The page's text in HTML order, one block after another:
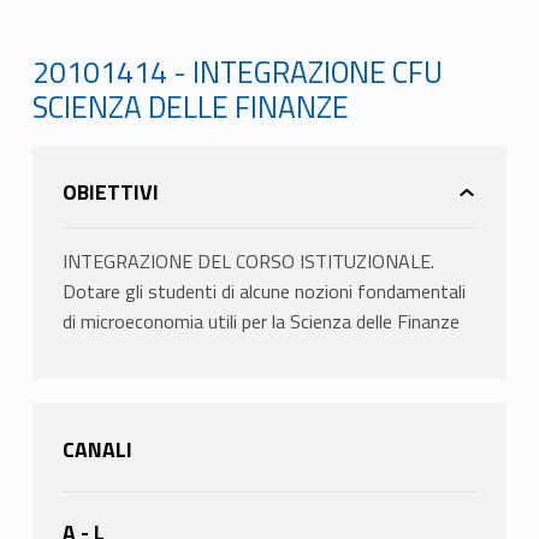
20101414 - INTEGRAZIONE CFU
SCIENZA DELLE FINANZE
OBIETTIVI
INTEGRAZIONE DEL CORSO ISTITUZIONALE.
Dotare gli studenti di alcune nozioni fondamentali
di microeconomia utili per la Scienza delle Finanze
CANALI